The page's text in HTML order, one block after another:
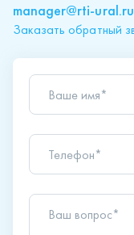
manager@rti-ural.ru
Заказать обратный
Ваше имя*
Телефон*
Ваш вопрос*
Отправляя форму
политикой